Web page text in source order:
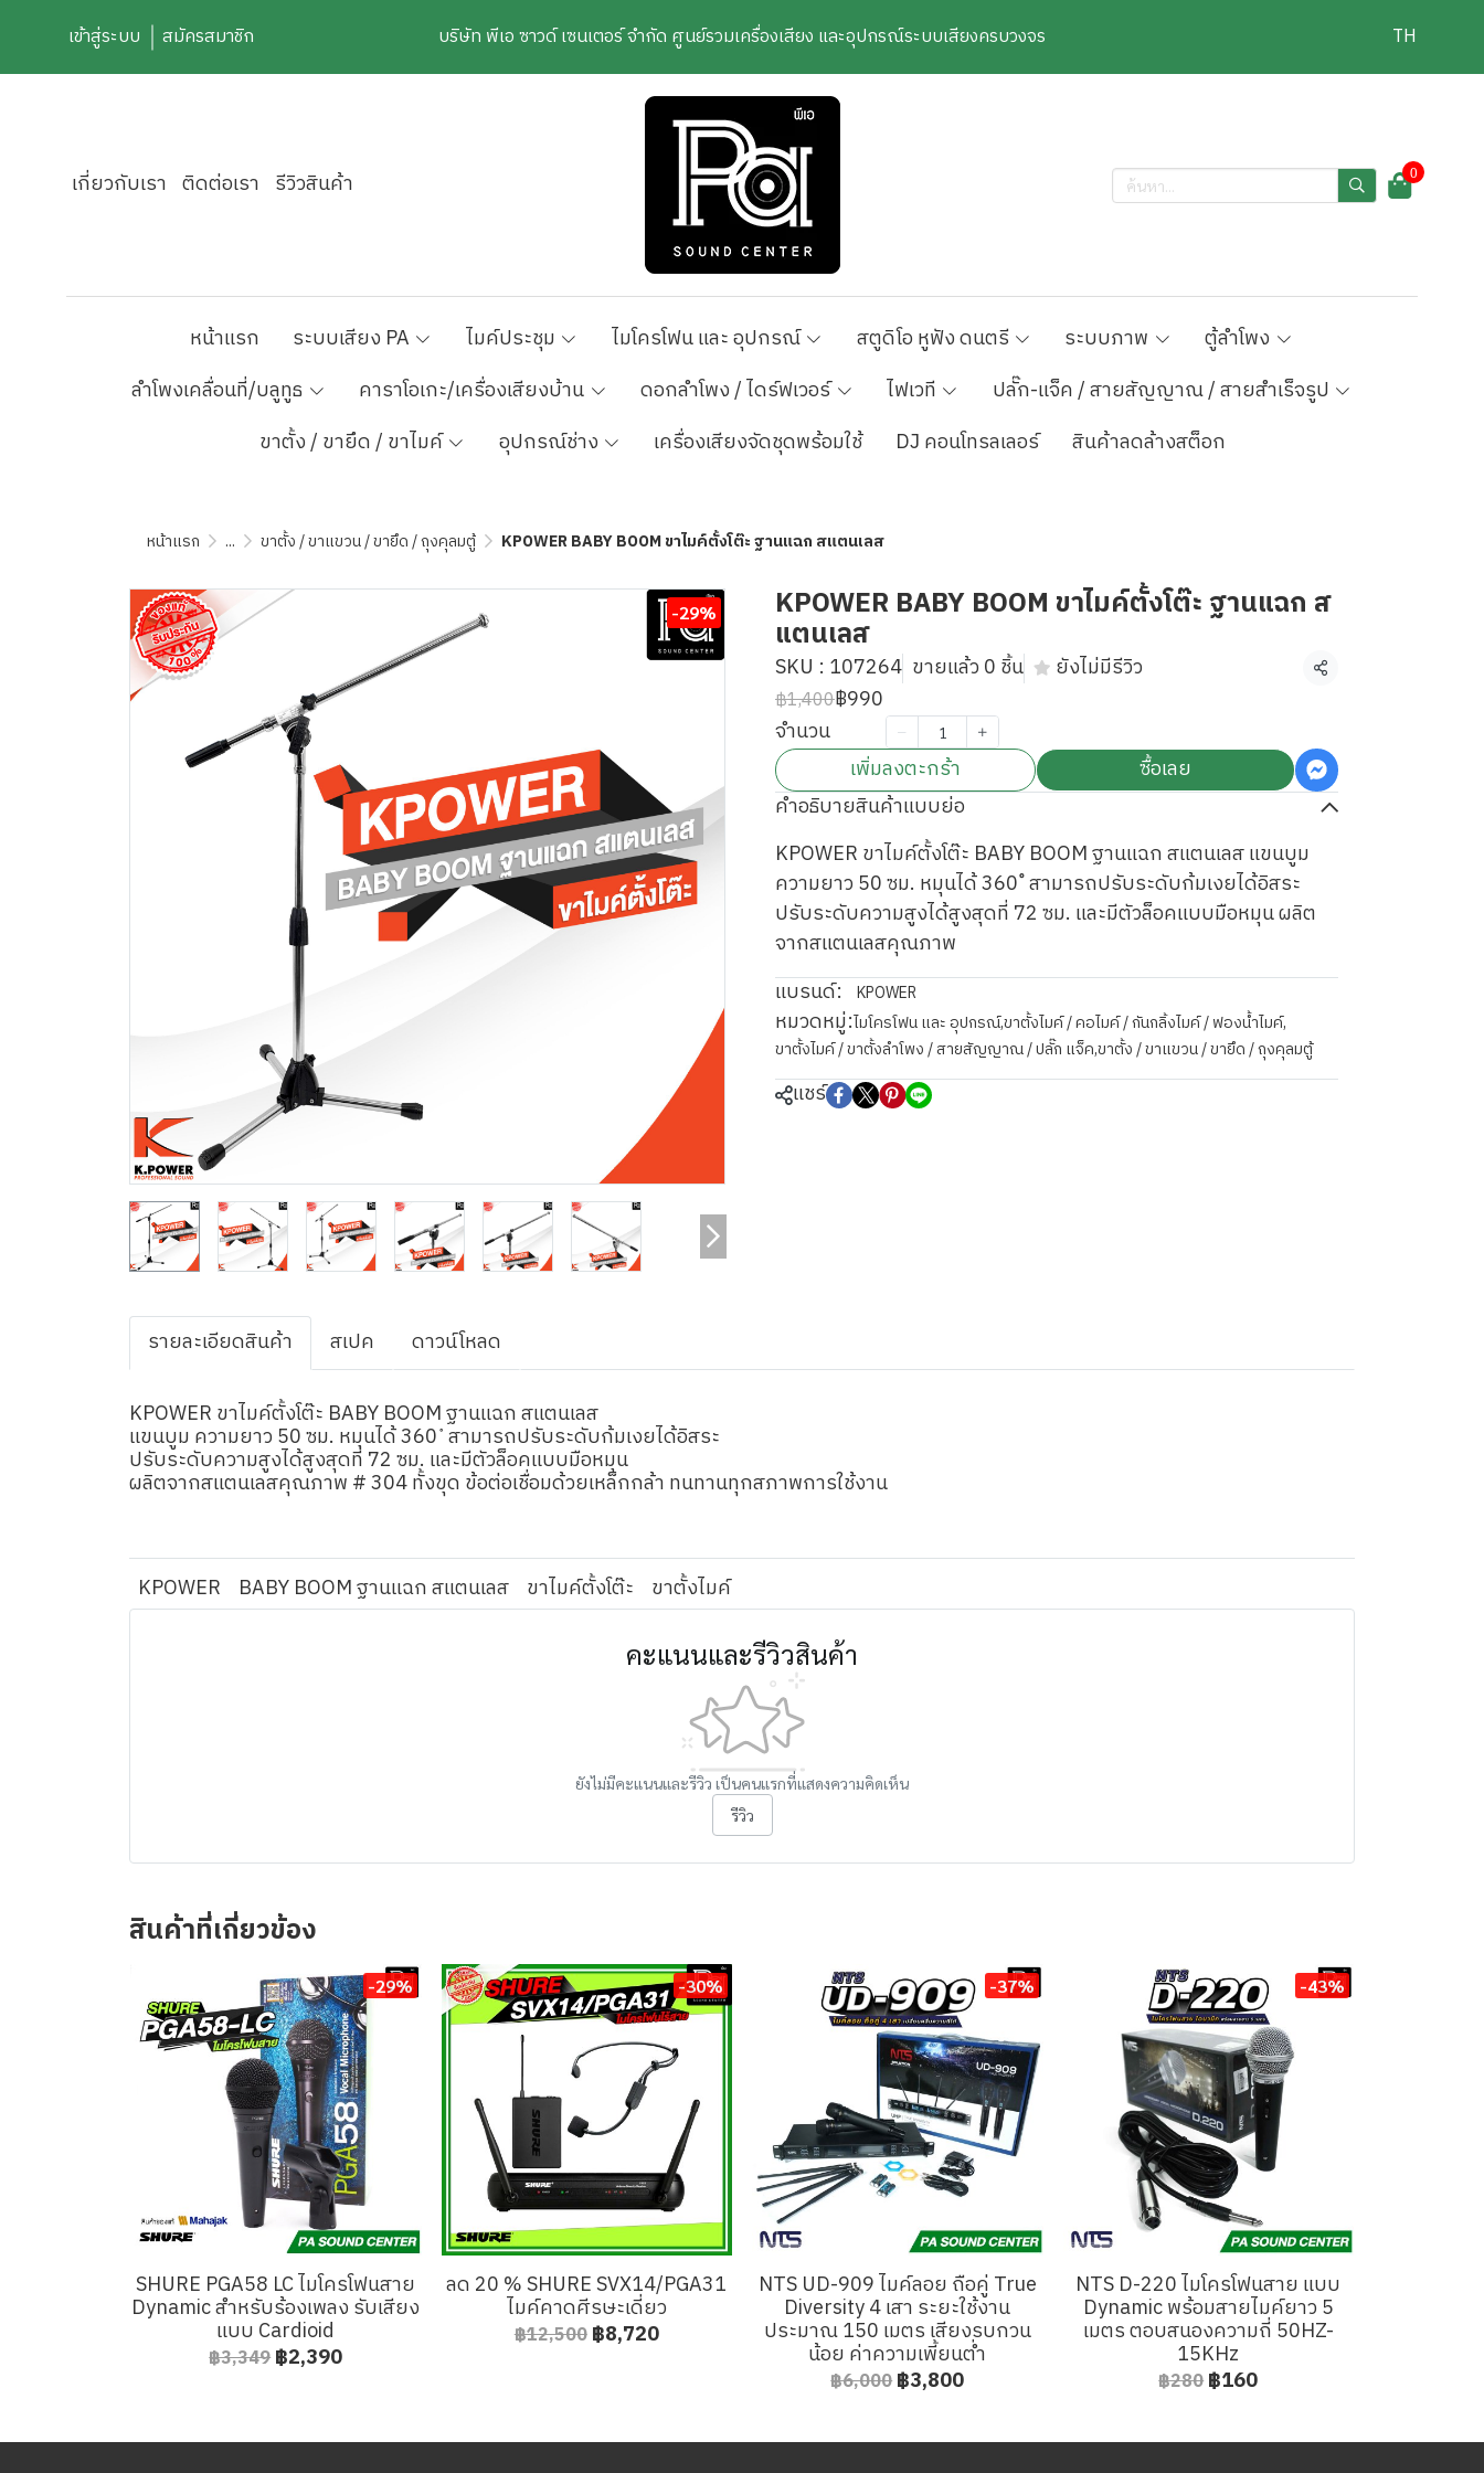
เข้าสู่ระบบ สมัครสมาชิก บริษัท พีเอ ซาวด์ เซนเตอร์ จำกัด ศูนย์รวมเครื่องเสียง และอุปกรณ์ระบบเสียงครบวงจร TH
เกี่ยวกับเรา ติดต่อเรา รีวิวสินค้า 0
หน้าแรก ระบบเสียง PA ไมค์ประชุม ไมโครโฟน และ อุปกรณ์ สตูดิโอ หูฟัง ดนตรี ระบบภาพ
ตู้ลำโพง
ลำโพงเคลื่อนที่/บลูทูธ
คาราโอเกะ/เครื่องเสียงบ้าน ดอกลำโพง / ไดร์ฟเวอร์ ไฟเวที
ปลั๊ก-แจ็ค / สายสัญญาณ / สายสำเร็จรูป
ขาตั้ง / ขายึด / ขาไมค์
อุปกรณ์ช่าง เครื่องเสียงจัดชุดพร้อมใช้ DJ คอนโทรลเลอร์ สินค้าลดล้างสต็อก
หน้าแรก ... ขาตั้ง / ขาแขวน / ขายึด / ถุงคุลมตู้ KPOWER BABY BOOM ขาไมค์ตั้งโต๊ะ ฐานแฉก สแตนเลส
-29% KPOWER BABY BOOM ขาไมค์ตั้งโต๊ะ ฐานแฉก ส
แตนเลส
SKU : 107264 ขายแล้ว 0 ชิ้น ยังไม่มีรีวิว แชร์
฿1,400฿990
จำนวน
เพิ่มลงตะกร้า
ซื้อเลย
คำอธิบายสินค้าแบบย่อ
KPOWER ขาไมค์ตั้งโต๊ะ BABY BOOM ฐานแฉก สแตนเลส แขนบูม
ความยาว 50 ซม. หมุนได้ 360 ํ สามารถปรับระดับก้มเงยได้อิสระ
ปรับระดับความสูงได้สูงสุดที่ 72 ซม. และมีตัวล็อคแบบมือหมุน ผลิต
จากสแตนเลสคุณภาพ
แบรนด์:
KPOWER
หมวดหมู่:ไมโครโฟน และ อุปกรณ์,ขาตั้งไมค์ / คอไมค์ / กันกลิ้งไมค์ / ฟองน้ำไมค์,
ขาตั้งไมค์ / ขาตั้งลำโพง / สายสัญญาณ / ปลั๊ก แจ็ค,ขาตั้ง / ขาแขวน / ขายึด / ถุงคุลมตู้
แชร์
รายละเอียดสินค้า สเปค ดาวน์โหลด
KPOWER ขาไมค์ตั้งโต๊ะ BABY BOOM ฐานแฉก สแตนเลส
แขนบูม ความยาว 50 ซม. หมุนได้ 360 ํ สามารถปรับระดับก้มเงยได้อิสระ
ปรับระดับความสูงได้สูงสุดที่ 72 ซม. และมีตัวล็อคแบบมือหมุน
ผลิตจากสแตนเลสคุณภาพ # 304 ทั้งขุด ข้อต่อเชื่อมด้วยเหล็กกล้า ทนทานทุกสภาพการใช้งาน
KPOWER BABY BOOM ฐานแฉก สแตนเลส ขาไมค์ตั้งโต๊ะ ขาตั้งไมค์
คะแนนและรีวิวสินค้า
ยังไม่มีคะแนนและรีวิว เป็นคนแรกที่แสดงความคิดเห็น
รีวิว
สินค้าที่เกี่ยวข้อง
-29%
SHURE PGA58 LC ไมโครโฟนสาย
Dynamic สำหรับร้องเพลง รับเสียง
แบบ Cardioid
฿3,349฿2,390
-30%
ลด 20 % SHURE SVX14/PGA31
ไมค์คาดศีรษะเดี่ยว
฿12,500฿8,720
-37%
NTS UD-909 ไมค์ลอย ถือคู่ True
Diversity 4 เสา ระยะใช้งาน
ประมาณ 150 เมตร เสียงรบกวน
น้อย ค่าความเพี้ยนต่ำ
฿6,000฿3,800
-43%
NTS D-220 ไมโครโฟนสาย แบบ
Dynamic พร้อมสายไมค์ยาว 5
เมตร ตอบสนองความถี่ 50HZ-
15KHz
฿280฿160